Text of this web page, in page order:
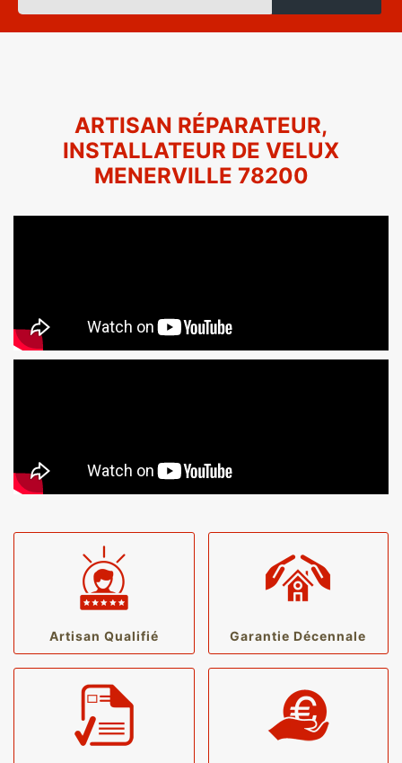
ARTISAN RÉPARATEUR,
INSTALLATEUR DE VELUX
MENERVILLE 78200
Artisan Qualifié Garantie Décennale